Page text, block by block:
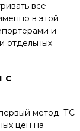
все
в этой
и
отдельных
с
метод. ТС
цен на